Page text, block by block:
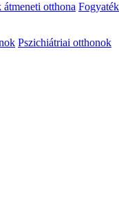
átmeneti otthona
Pszichiátriai otthonok